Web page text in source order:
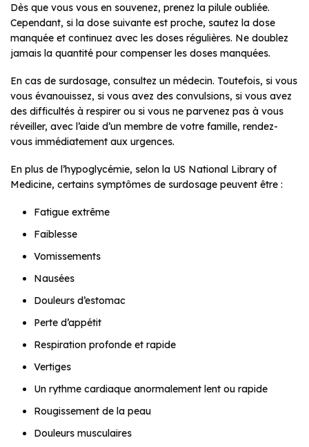
Dès que vous vous en souvenez, prenez la pilule oubliée.
Cependant, si la dose suivante est proche, sautez la dose
manquée et continuez avec les doses régulières. Ne doublez
jamais la quantité pour compenser les doses manquées.
En cas de surdosage, consultez un médecin. Toutefois, si vous
vous évanouissez, si vous avez des convulsions, si vous avez
des difficultés à respirer ou si vous ne parvenez pas à vous
réveiller, avec l’aide d’un membre de votre famille, rendez-
vous immédiatement aux urgences.
En plus de l’hypoglycémie, selon la US National Library of
Medicine, certains symptômes de surdosage peuvent être :
Fatigue extrême
Faiblesse
Vomissements
Nausées
Douleurs d’estomac
Perte d’appétit
Respiration profonde et rapide
Vertiges
Un rythme cardiaque anormalement lent ou rapide
Rougissement de la peau
Douleurs musculaires